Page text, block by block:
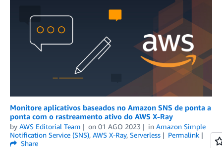
Monitore aplicativos baseados no Amazon SNS de ponta a
ponta com o rastreamento ativo do AWS X-Ray
by AWS Editorial Team on 01 AGO 2023 in Amazon Simple
Notification Service (SNS), AWS X-Ray, Serverless
Permalink
Share